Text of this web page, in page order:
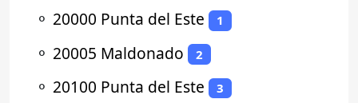
⚬ 20000 Punta del Este 1
⚬ 20005 Maldonado 2
⚬ 20100 Punta del Este 3